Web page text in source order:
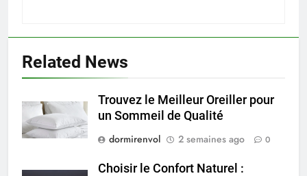
Related News
Trouvez le Meilleur Oreiller pour
un Sommeil de Qualité
dormirenvol
2 semaines ago 0
Choisir le Confort Naturel :